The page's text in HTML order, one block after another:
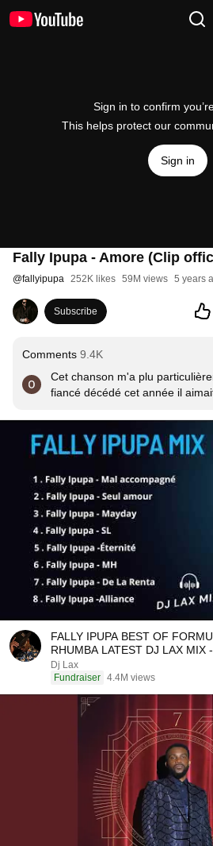
Sign in to confirm
This helps protect our
Sign in
Fally Ipupa - Amore (Clip
@fallyipupa 252K likes 59M views 5 years
Subscribe
Comments 9.4K
Cet chanson m'a plu
fiancé décédé cet année il
mort n'arrête pas l'amour merci
FALLY IPUPA BEST OF
RHUMBA LATEST DJ LAX MIX -
Alliance, De la Renta
Dj Lax
Fundraiser 4.4M views